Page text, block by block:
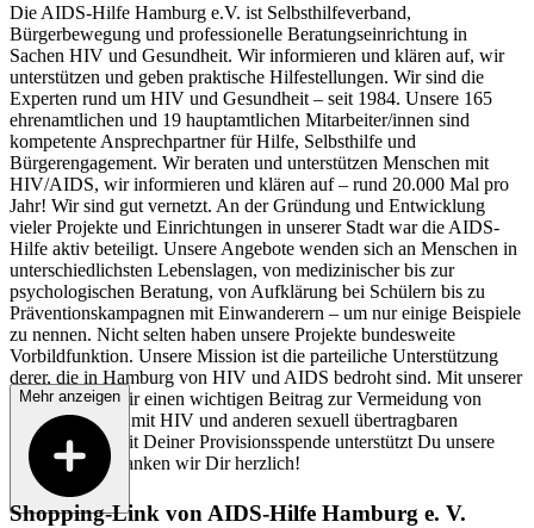
Die AIDS-Hilfe Hamburg e.V. ist Selbsthilfeverband,
Bürgerbewegung und professionelle Beratungseinrichtung in
Sachen HIV und Gesundheit. Wir informieren und klären auf, wir
unterstützen und geben praktische Hilfestellungen. Wir sind die
Experten rund um HIV und Gesundheit – seit 1984. Unsere 165
ehrenamtlichen und 19 hauptamtlichen Mitarbeiter/innen sind
kompetente Ansprechpartner für Hilfe, Selbsthilfe und
Bürgerengagement. Wir beraten und unterstützen Menschen mit
HIV/AIDS, wir informieren und klären auf – rund 20.000 Mal pro
Jahr! Wir sind gut vernetzt. An der Gründung und Entwicklung
vieler Projekte und Einrichtungen in unserer Stadt war die AIDS-
Hilfe aktiv beteiligt. Unsere Angebote wenden sich an Menschen in
unterschiedlichsten Lebenslagen, von medizinischer bis zur
psychologischen Beratung, von Aufklärung bei Schülern bis zu
Präventionskampagnen mit Einwanderern – um nur einige Beispiele
zu nennen. Nicht selten haben unsere Projekte bundesweite
Vorbildfunktion. Unsere Mission ist die parteiliche Unterstützung
derer, die in Hamburg von HIV und AIDS bedroht sind. Mit unserer
Arbeit leisten wir einen wichtigen Beitrag zur Vermeidung von
Neuinfektionen mit HIV und anderen sexuell übertragbaren
Krankheiten. Mit Deiner Provisionsspende unterstützt Du unsere
Arbeit. Dafür danken wir Dir herzlich!
Mehr anzeigen
Shopping-Link vonAIDS-Hilfe Hamburg e. V.